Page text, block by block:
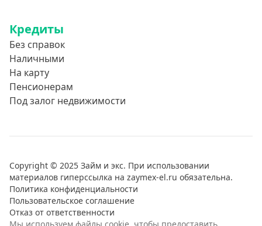
Кредиты
Без справок
Наличными
На карту
Пенсионерам
Под залог недвижимости
Copyright © 2025 Займ и экс. При использовании
материалов гиперссылка на zaymex-el.ru обязательна.
Политика конфиденциальности
Пользовательское соглашение
Отказ от ответственности